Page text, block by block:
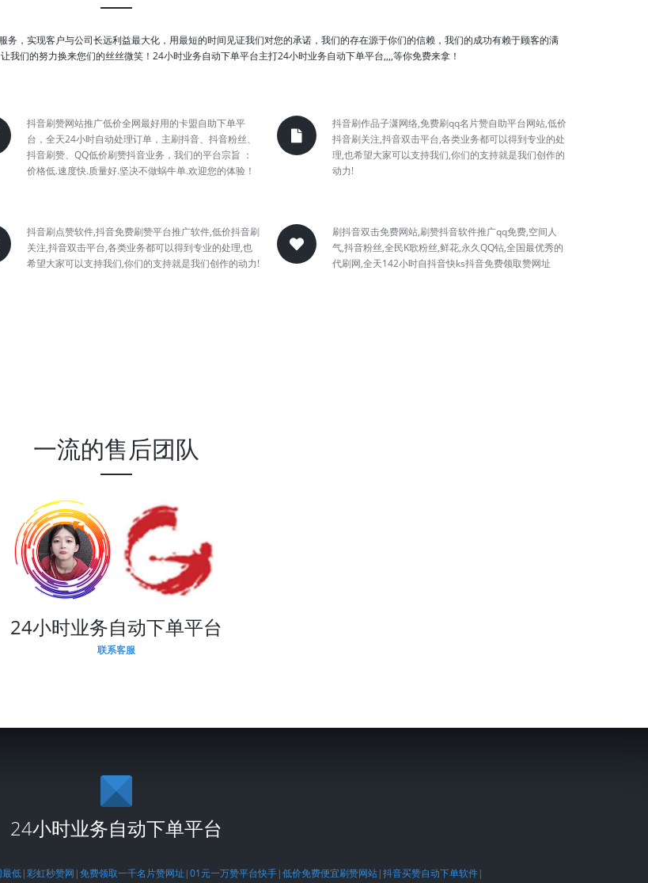
，实现客户与公司长远利益最大化，用最短的时间见证我们对您的承诺，我们的存在源于你们的信赖，我们的成功有赖于顾客的满
我们的努力换来您们的丝丝微笑！24小时业务自动下单平台主打24小时业务自动下单平台,,,,等你免费来拿！
抖音刷赞网站推广低价全网最好用的卡盟自助下单平
台，全天24小时自动处理订单，主刷抖音、抖音粉丝、
抖音刷赞、QQ低价刷赞抖音业务，我们的平台宗旨 ：
价格低.速度快.质量好.坚决不做蜗牛单.欢迎您的体验！
抖音刷作品子潇网络,免费刷qq名片赞自助平台网站,低价
抖音刷关注,抖音双击平台,各类业务都可以得到专业的处
理,也希望大家可以支持我们,你们的支持就是我们创作的
动力!
抖音刷点赞软件,抖音免费刷赞平台推广软件,低价抖音刷
关注,抖音双击平台,各类业务都可以得到专业的处理,也
希望大家可以支持我们,你们的支持就是我们创作的动力!
刷抖音双击免费网站,刷赞抖音软件推广qq免费,空间人
气,抖音粉丝,全民K歌粉丝,鲜花,永久QQ钻,全国最优秀的
代刷网,全天142小时自抖音快ks抖音免费领取赞网址
一流的售后团队
24小时业务自动下单平台
联系客服
24小时业务自动下单平台
最低|彩虹秒赞网 |免费领取一千名片赞网址 |01元一万赞平台快手|低价免费便宜刷赞网站|抖音买赞自动下单软件|